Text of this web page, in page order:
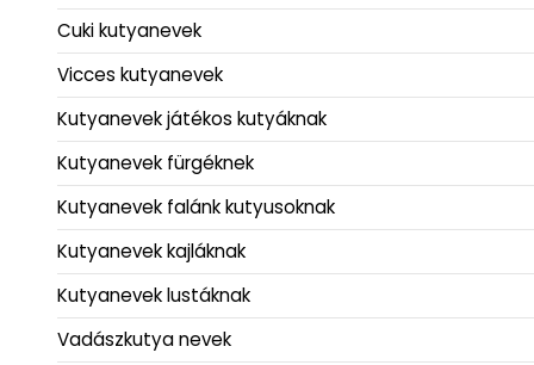
Cuki kutyanevek
Vicces kutyanevek
Kutyanevek játékos kutyáknak
Kutyanevek fürgéknek
Kutyanevek falánk kutyusoknak
Kutyanevek kajláknak
Kutyanevek lustáknak
Vadászkutya nevek